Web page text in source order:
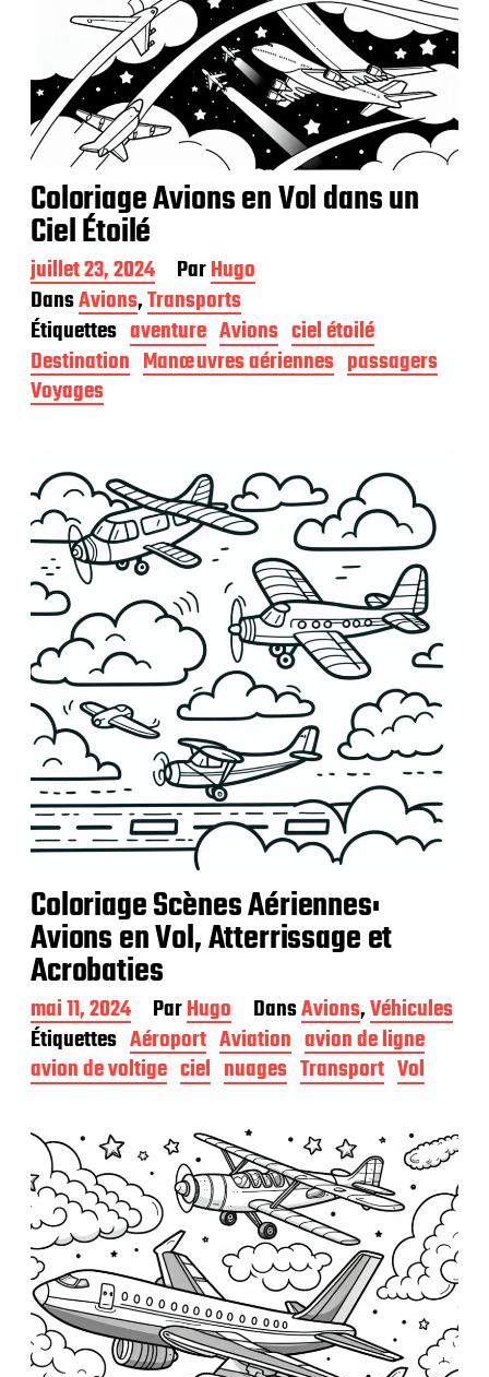
Coloriage Avions en Vol dans un
Ciel Étoilé
D
a
t
e
d
e
p
i
c
a
t
i
o
n
juillet 23, 2024 ParHugo
DansAvions,Transports
Étiquettes aventure Avions ciel étoilé
Destination Manœuvres aériennes passagers
Voyages
Coloriage Scènes Aériennes:
Avions en Vol, Atterrissage et
Acrobaties
D
a
t
e
p
b
l
i
c
a
t
i
o
n
mai 11, 2024 ParHugo DansAvions,Véhicules
Étiquettes Aéroport Aviation avion de ligne
avion de voltige ciel nuages Transport Vol